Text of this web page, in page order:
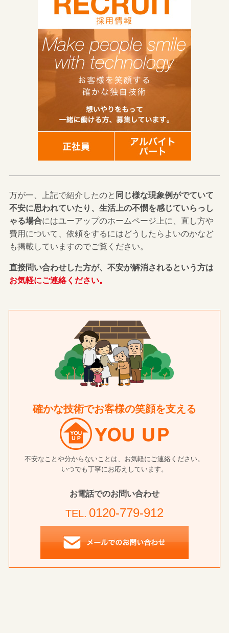
万が一、上記で紹介したのと 同じ様な現象例がでていて
不安に思われていたり、生活上の不憫を感じていらっし
ゃる場合にはユーアップのホームページ上に、直し方や
費用について、依頼をするにはどうしたらよいのかなど
も掲載していますのでご覧ください。
直接問い合わせした方が、不安が解消されるという方は
お気軽にご連絡ください。
確かな技術でお客様の笑顔を支える
不安なことや分からないことは、お気軽にご連絡ください。
いつでも丁寧にお応えしています。
お電話でのお問い合わせ
TEL. 0120-779-912